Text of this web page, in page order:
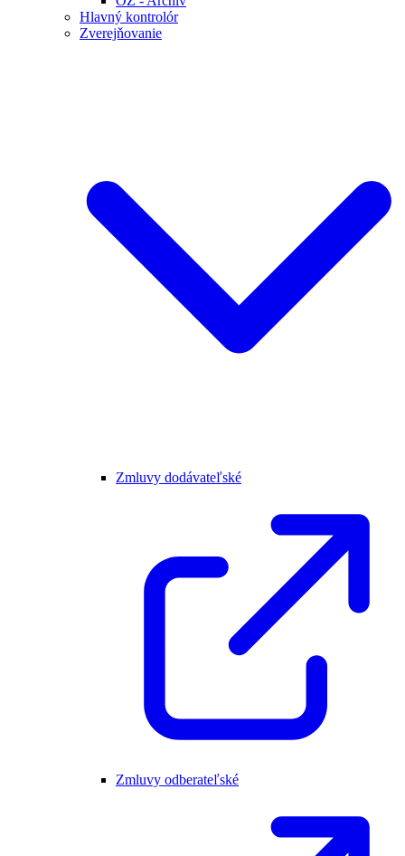
Hlavný kontrolór
Zverejňovanie
Zmluvy dodávateľské
Zmluvy odberateľské